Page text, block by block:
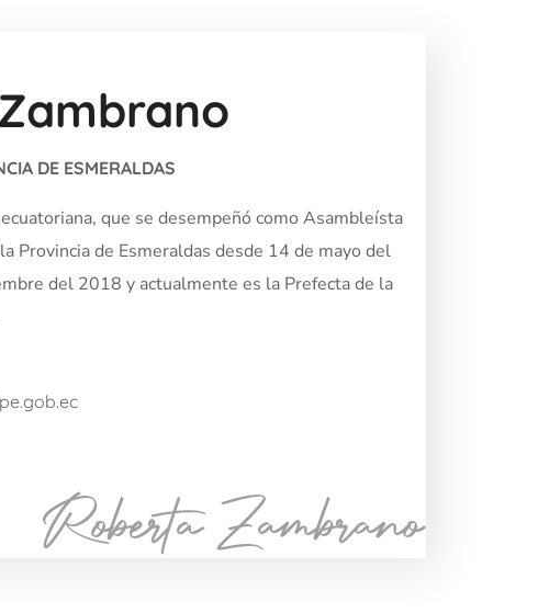
DE ESMERALDAS
que se desempeñó como Asambleísta
Provincia de Esmeraldas desde 14 de mayo del
del 2018 y actualmente es la Prefecta de la